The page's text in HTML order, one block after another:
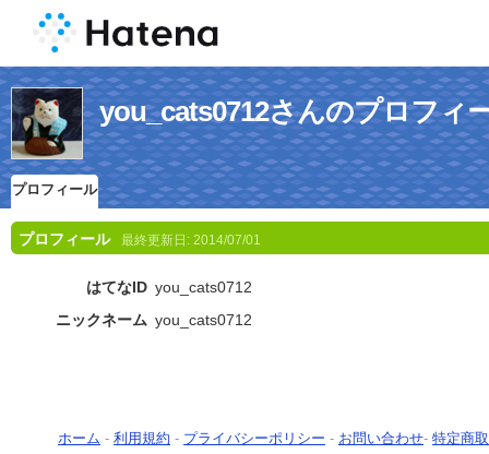
you_cats0712さんのプロフィ
プロフィール
プロフィール 最終更新日: 2014/07/01
はてなID you_cats0712
ニックネーム you_cats0712
ホーム - 利用規約 - プライバシーポリシー - お問い合わせ- 特定商